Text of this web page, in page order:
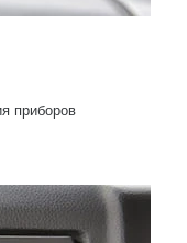
приборов